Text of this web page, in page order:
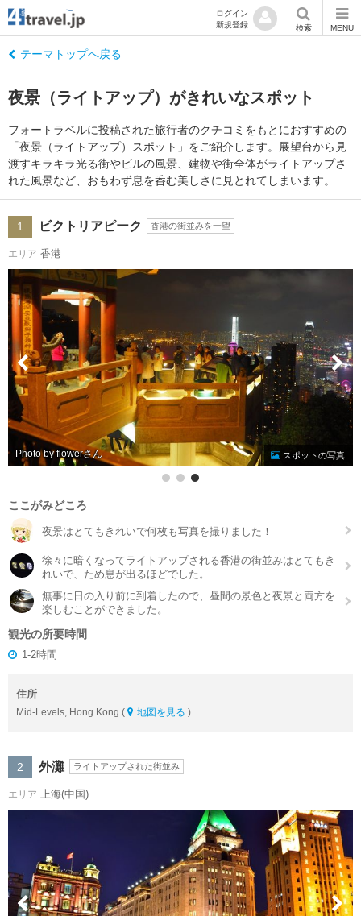
ログイン
新規登録
検索 MENU
テーマトップへ戻る
夜景（ライトアップ）がきれいなスポット
フォートラベルに投稿された旅行者のクチコミをもとにおすすめの
「夜景（ライトアップ）スポット」をご紹介します。展望台から見
渡すキラキラ光る街やビルの風景、建物や街全体がライトアップさ
れた風景など、おもわず息を呑む美しさに見とれてしまいます。
1 ビクトリアピーク 香港の街並みを一望
エリア 香港
Photo by flower スポットの写真
ここがみどころ
夜景はとてもきれいで何枚も写真を撮りました！
徐々に暗くなってライトアップされる香港の街並みはとてもき
れいで、ため息が出るほどでした。
無事に日の入り前に到着したので、昼間の景色と夜景と両方を
楽しむことができました。
観光の所要時間
1-2時間
住所
Mid-Levels, Hong Kong ( 地図を見る )
2 外灘 ライトアップされた街並み
エリア 上海(中国)